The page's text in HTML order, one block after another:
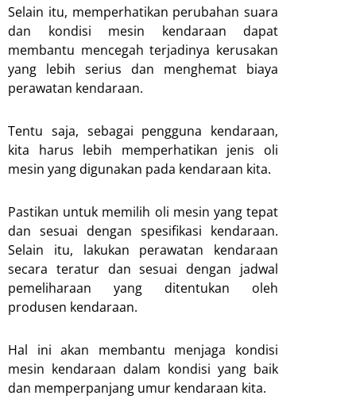
Selain itu, memperhatikan perubahan suara
dan kondisi mesin kendaraan dapat
membantu mencegah terjadinya kerusakan
yang lebih serius dan menghemat biaya
perawatan kendaraan.
Tentu saja, sebagai pengguna kendaraan,
kita harus lebih memperhatikan jenis oli
mesin yang digunakan pada kendaraan kita.
Pastikan untuk memilih oli mesin yang tepat
dan sesuai dengan spesifikasi kendaraan.
Selain itu, lakukan perawatan kendaraan
secara teratur dan sesuai dengan jadwal
pemeliharaan yang ditentukan oleh
produsen kendaraan.
Hal ini akan membantu menjaga kondisi
mesin kendaraan dalam kondisi yang baik
dan memperpanjang umur kendaraan kita.